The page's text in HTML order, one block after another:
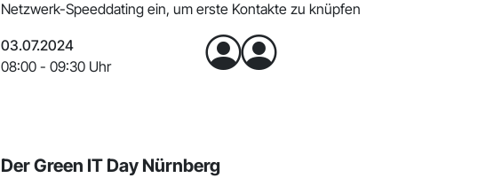
Netzwerk-Speeddating ein, um erste Kontakte zu knüpfen
03.07.2024
08:00 - 09:30 Uhr
Der Green IT Day Nürnberg